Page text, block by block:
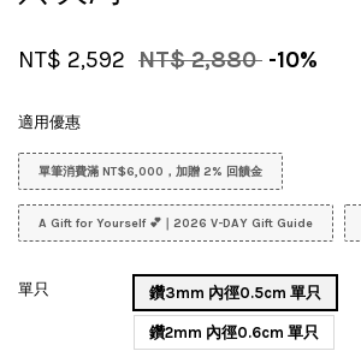
NT$ 2,592 NT$ 2,880 -10%
適用優惠
單筆消費滿 NT$6,000，加贈 2% 回饋金
A Gift for Yourself 💕｜2026 V-DAY Gift Guide
單只 鑽3mm 內徑0.5cm 單只
鑽2mm 內徑0.6cm 單只